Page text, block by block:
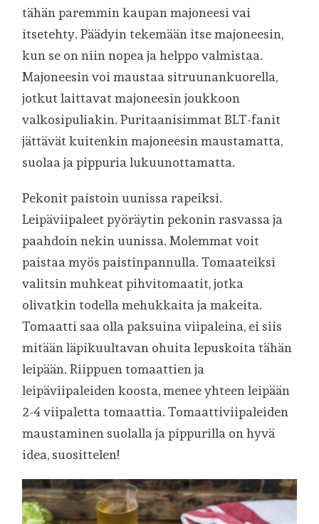
tähän paremmin kaupan majoneesi vai
itsetehty. Päädyin tekemään itse majoneesin,
kun se on niin nopea ja helppo valmistaa.
Majoneesin voi maustaa sitruunankuorella,
jotkut laittavat majoneesin joukkoon
valkosipuliakin. Puritaanisimmat BLT-fanit
jättävät kuitenkin majoneesin maustamatta,
suolaa ja pippuria lukuunottamatta.
Pekonit paistoin uunissa rapeiksi.
Leipäviipaleet pyöräytin pekonin rasvassa ja
paahdoin nekin uunissa. Molemmat voit
paistaa myös paistinpannulla. Tomaateiksi
valitsin muhkeat pihvitomaatit, jotka
olivatkin todella mehukkaita ja makeita.
Tomaatti saa olla paksuina viipaleina, ei siis
mitään läpikuultavan ohuita lepuskoita tähän
leipään. Riippuen tomaattien ja
leipäviipaleiden koosta, menee yhteen leipään
2-4 viipaletta tomaattia. Tomaattiviipaleiden
maustaminen suolalla ja pippurilla on hyvä
idea, suosittelen!